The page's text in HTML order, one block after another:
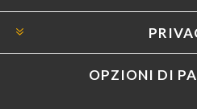
OPZIONI DI